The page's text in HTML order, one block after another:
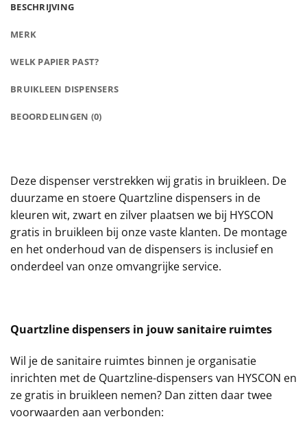
BESCHRIJVING
MERK
WELK PAPIER PAST?
BRUIKLEEN DISPENSERS
BEOORDELINGEN (0)
Deze dispenser verstrekken wij gratis in bruikleen. De
duurzame en stoere Quartzline dispensers in de
kleuren wit, zwart en zilver plaatsen we bij HYSCON
gratis in bruikleen bij onze vaste klanten. De montage
en het onderhoud van de dispensers is inclusief en
onderdeel van onze omvangrijke service.
Quartzline dispensers in jouw sanitaire ruimtes
Wil je de sanitaire ruimtes binnen je organisatie
inrichten met de Quartzline-dispensers van HYSCON en
ze gratis in bruikleen nemen? Dan zitten daar twee
voorwaarden aan verbonden: